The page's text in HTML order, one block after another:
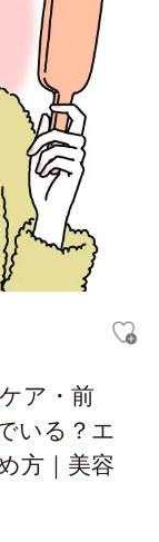
ア・前
いる？エ
方｜美容